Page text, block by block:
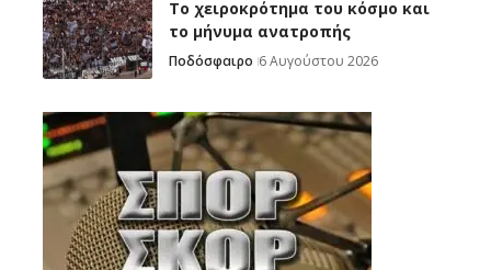
Το χειροκρότημα του κόσμο και
το μήνυμα ανατροπής
Ποδόσφαιρο 6 Αυγούστου 2026